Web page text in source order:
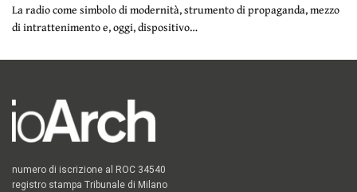
La radio come simbolo di modernità, strumento di propaganda, mezzo
di intrattenimento e, oggi, dispositivo…
numero di iscrizione al ROC 34540
registro stampa Tribunale di Milano